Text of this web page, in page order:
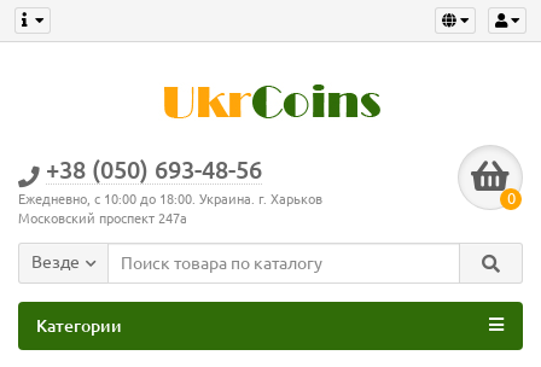
+38 (050) 693-48-56
Ежедневно, с 10:00 до 18:00. Украина. г. Харьков
Московский проспект 247а
0
Везде
Категории